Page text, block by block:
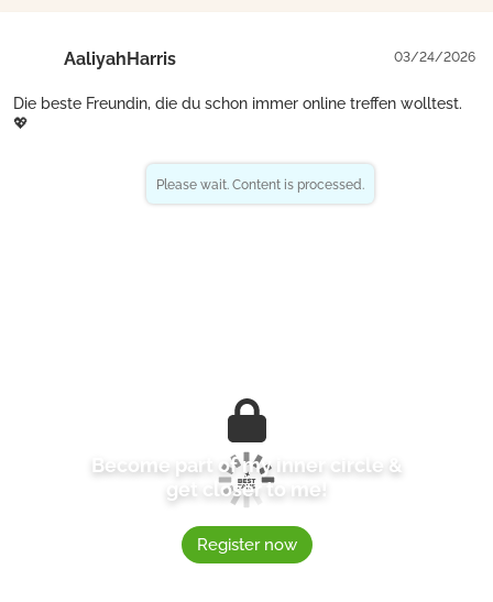
AaliyahHarris 03/24/2026
Die beste Freundin, die du schon immer online treffen wolltest.
💖
Become part of my inner circle &
get closer to me!
Register now